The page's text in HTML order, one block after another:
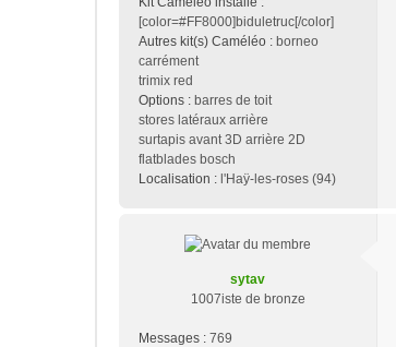
[color=#FF8000]biduletruc[/color]
Autres kit(s) Caméléo : borneo
carrément
trimix red
Options : barres de toit
stores latéraux arrière
surtapis avant 3D arrière 2D
flatblades bosch
Localisation : l'Haÿ-les-roses (94)
sytav
1007iste de bronze
Messages : 769